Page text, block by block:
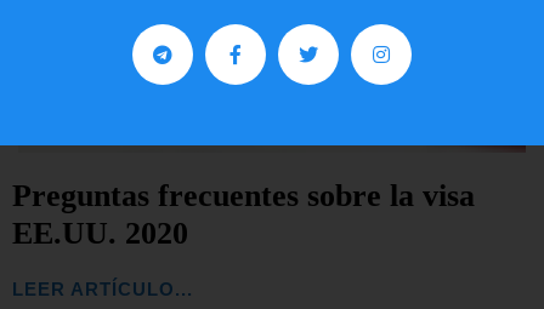
Preguntas frecuentes sobre la visa
EE.UU. 2020
LEER ARTÍCULO...